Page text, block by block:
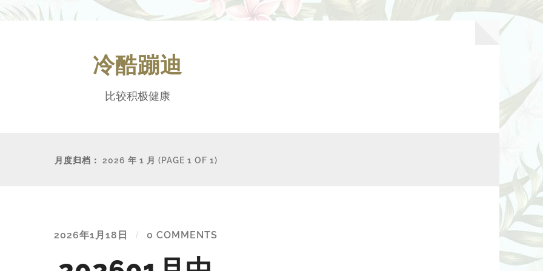
冷酷蹦迪
比较积极健康
月度归档： 2026 年 1 月 (PAGE 1 OF 1)
2026年1月18日 / 0 COMMENTS